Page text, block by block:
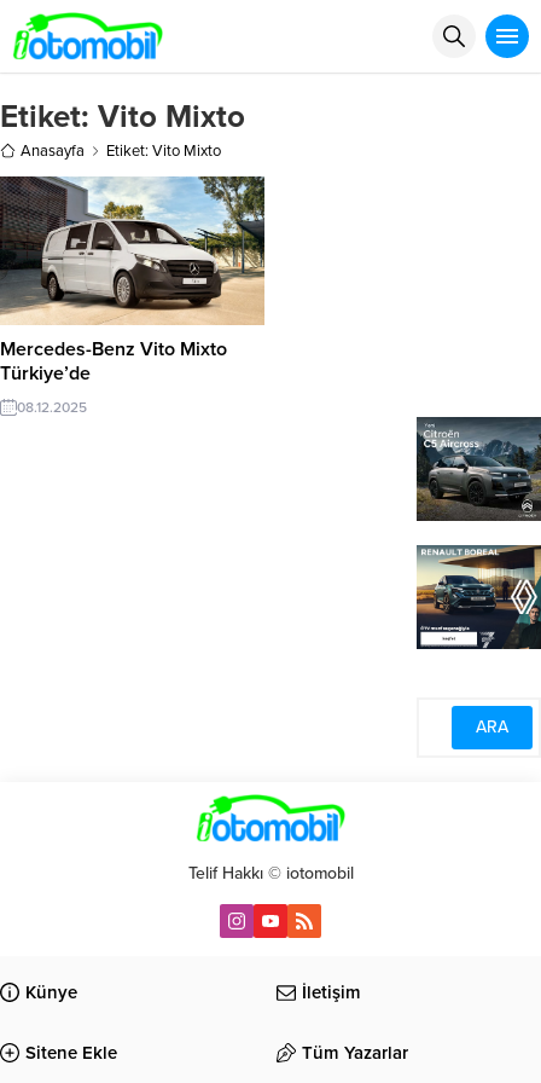
Etiket: Vito Mixto
Anasayfa Etiket: Vito Mixto
Mercedes-Benz Vito Mixto
Türkiye’de
08.12.2025
Telif Hakkı © iotomobil
Künye İletişim
Sitene Ekle Tüm Yazarlar